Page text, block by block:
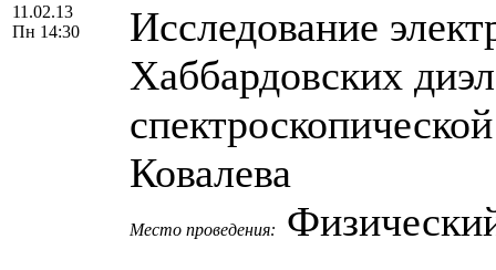
11.02.13
Пн 14:30
Исследование
Хаббардовских
Ковалева
Место проведения: